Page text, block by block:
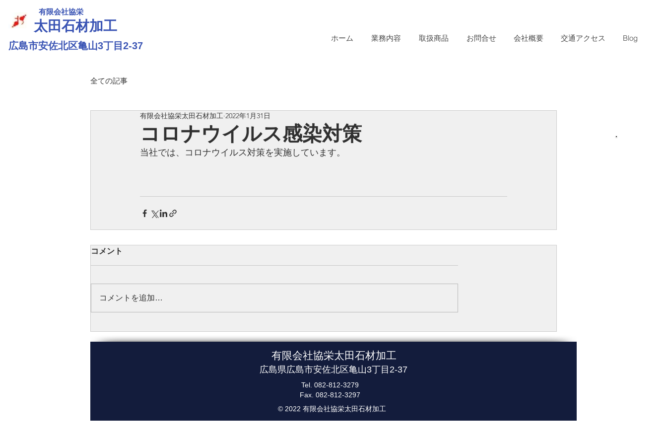
​有限会社協栄
​太田石材加工
広島市安佐北区亀山3丁目2-37
ホーム 業務内容 取扱商品 お問合せ 会社概要 交通アクセス Blog
全ての記事
コロナウイルス感染対策
有限会社協栄太田石材加工 2022年1月31日
当社では、コロナウイルス対策を実施しています。
コメント
コメントを追加…
​有限会社協栄太田石材加工
広島県広島市安佐北区亀山3丁目2-37
Tel. 082-812-3279
Fax. 082-812-3297
©︎ 2022 有限会社協栄太田石材加工